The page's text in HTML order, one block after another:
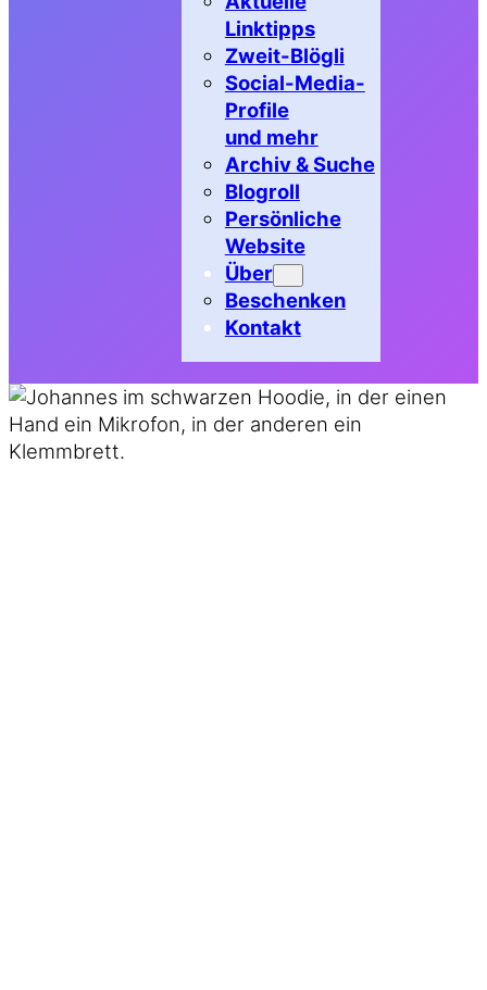
Linktipps
Zweit-Blögli
Social-Media-
Profile
und mehr
Archiv & Suche
Blogroll
Persönliche
Website
Über
Beschenken
Kontakt